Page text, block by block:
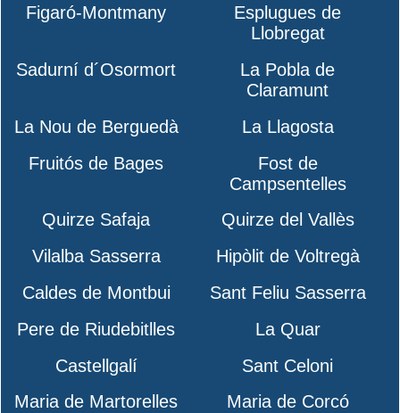
Figaró-Montmany
Esplugues de
Llobregat
Sadurní d´Osormort
La Pobla de
Claramunt
La Nou de Berguedà
La Llagosta
Fruitós de Bages
Fost de
Campsentelles
Quirze Safaja
Quirze del Vallès
Vilalba Sasserra
Hipòlit de Voltregà
Caldes de Montbui
Sant Feliu Sasserra
Pere de Riudebitlles
La Quar
Castellgalí
Sant Celoni
Maria de Martorelles
Maria de Corcó